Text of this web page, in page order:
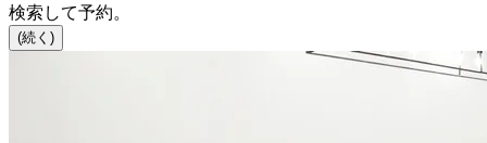
検索して予約。
(続く)